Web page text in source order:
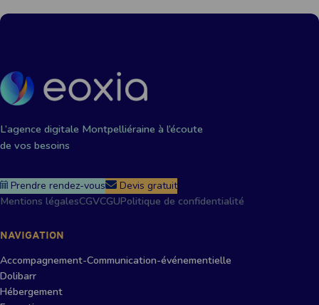
L’agence digitale Montpelliéraine à l’écoute
de vos besoins
Prendre rendez-vous
Devis gratuit
Mentions légalesCGVCGUPolitique de confidentialité
NAVIGATION
Accompagnement-Communication-événementielle
Dolibarr
Hébergement